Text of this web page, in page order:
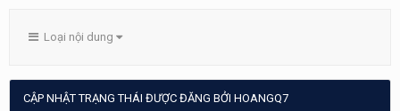
Loại nội dung
CẬP NHẬT TRẠNG THÁI ĐƯỢC ĐĂNG BỞI HOANGQ7